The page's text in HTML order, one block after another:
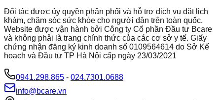
Đối tác được ủy quyền phân phối và hỗ trợ dịch vụ đặt lịch
khám, chăm sóc sức khỏe cho người dân trên toàn quốc.
Website được vận hành bởi Công ty Cổ phần Đầu tư Bcare
và không phải là trang chính thức của các cơ sở y tế. Giấy
chứng nhận đăng ký kinh doanh số 0109564614 do Sở Kế
hoạch và Đầu tư TP Hà Nội cấp ngày 23/03/2021
0941.298.865 - 024.7301.0688
info@bcare.vn